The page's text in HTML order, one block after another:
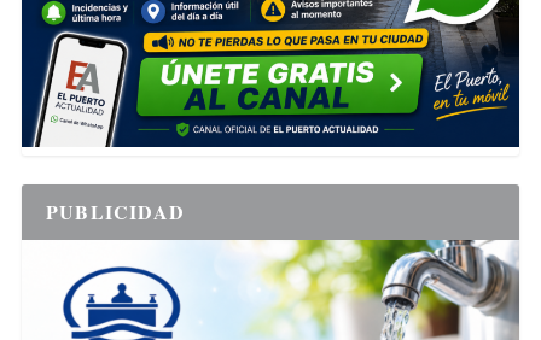
PUBLICIDAD